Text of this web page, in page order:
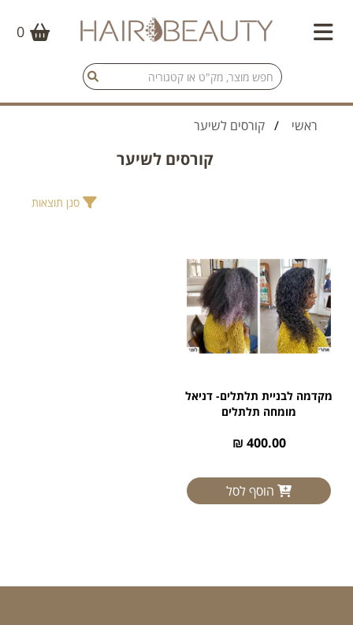
0
ראשי / קורסים לשיער
קורסים לשיער
סנן תוצאות
מקדמה לבניית תלתלים- דניאל
מומחה תלתלים
400.00 ₪
הוסף לסל